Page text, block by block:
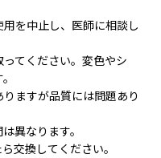
を中止し、医師に相談し
てください。変色やシ
ますが品質には問題あり
異なります。
交換してください。